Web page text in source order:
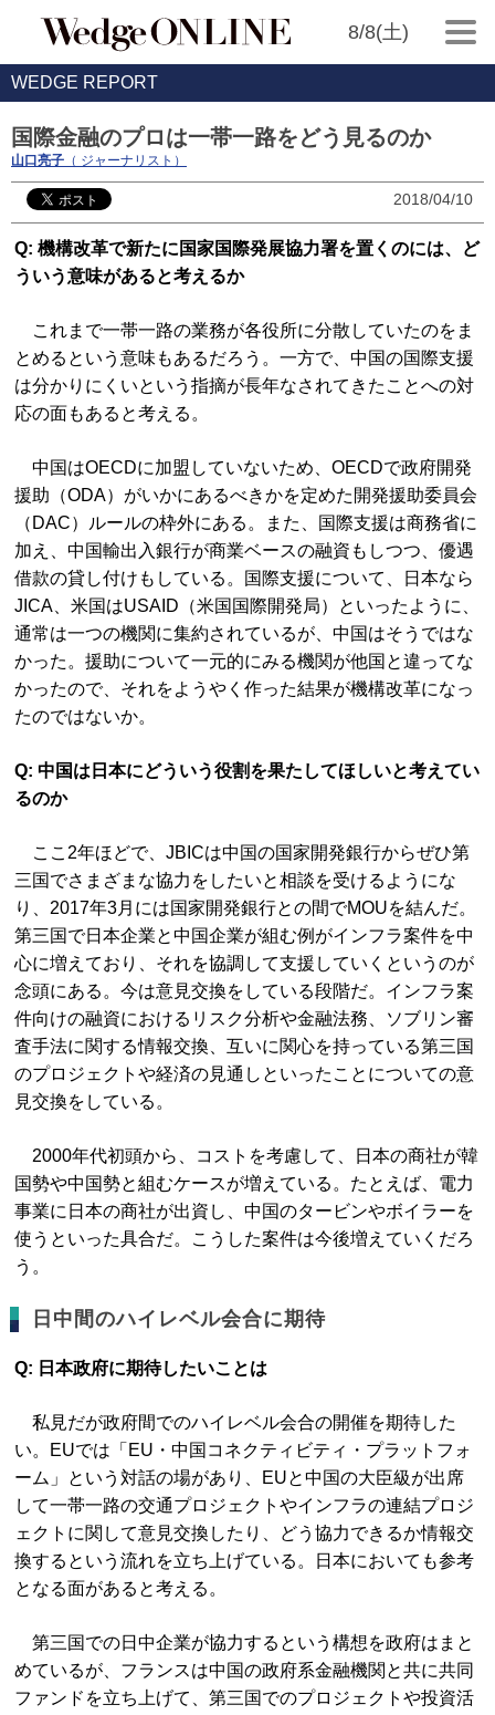
8/8(土)
WEDGE REPORT
国際金融のプロは一帯一路をどう見るのか
山口亮子 （ ジャーナリスト）
2018/04/10
Q: 機構改革で新たに国家国際発展協力署を置くのには、ど
ういう意味があると考えるか
これまで一帯一路の業務が各役所に分散していたのをま
とめるという意味もあるだろう。一方で、中国の国際支援
は分かりにくいという指摘が長年なされてきたことへの対
応の面もあると考える。
中国はOECDに加盟していないため、OECDで政府開発
援助（ODA）がいかにあるべきかを定めた開発援助委員会
（DAC）ルールの枠外にある。また、国際支援は商務省に
加え、中国輸出入銀行が商業ベースの融資もしつつ、優遇
借款の貸し付けもしている。国際支援について、日本なら
JICA、米国はUSAID（米国国際開発局）といったように、
通常は一つの機関に集約されているが、中国はそうではな
かった。援助について一元的にみる機関が他国と違ってな
かったので、それをようやく作った結果が機構改革になっ
たのではないか。
Q: 中国は日本にどういう役割を果たしてほしいと考えてい
るのか
ここ2年ほどで、JBICは中国の国家開発銀行からぜひ第
三国でさまざまな協力をしたいと相談を受けるようにな
り、2017年3月には国家開発銀行との間でMOUを結んだ。
第三国で日本企業と中国企業が組む例がインフラ案件を中
心に増えており、それを協調して支援していくというのが
念頭にある。今は意見交換をしている段階だ。インフラ案
件向けの融資におけるリスク分析や金融法務、ソブリン審
査手法に関する情報交換、互いに関心を持っている第三国
のプロジェクトや経済の見通しといったことについての意
見交換をしている。
2000年代初頭から、コストを考慮して、日本の商社が韓
国勢や中国勢と組むケースが増えている。たとえば、電力
事業に日本の商社が出資し、中国のタービンやボイラーを
使うといった具合だ。こうした案件は今後増えていくだろ
う。
日中間のハイレベル会合に期待
Q: 日本政府に期待したいことは
私見だが政府間でのハイレベル会合の開催を期待した
い。EUでは「EU・中国コネクティビティ・プラットフォ
ーム」という対話の場があり、EUと中国の大臣級が出席
して一帯一路の交通プロジェクトやインフラの連結プロジ
ェクトに関して意見交換したり、どう協力できるか情報交
換するという流れを立ち上げている。日本においても参考
となる面があると考える。
第三国での日中企業が協力するという構想を政府はまと
めているが、フランスは中国の政府系金融機関と共に共同
ファンドを立ち上げて、第三国でのプロジェクトや投資活